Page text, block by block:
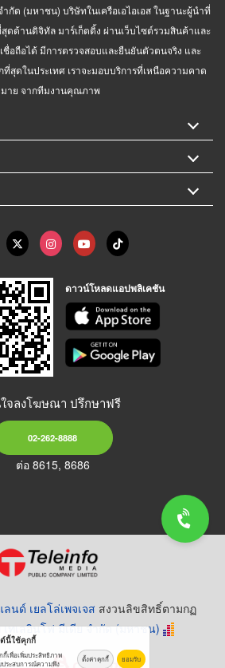
กัด (มหาชน) บริษัทในเครือเอไอเอส ในฐานะผู้นำที่
ด้านดิจิทัล มาร์เก็ตติ้ง ผ่านเว็บไซต์รวมสินค้าและ
ชื่อถือได้ มีการตรวจสอบและยืนยันตัวตนจริง และ
สุดในประเทศ เราจะมอบบริการที่เหนือความคาด
าย จากทีมงานคุณภาพ
ดาวน์โหลดแอปพลิเคชัน
จลงโฆษณา ปรึกษาฟรี
02-262-8888
ต่อ 8615, 8686
นด์ เยลโล่เพจเจส สงวนลิขสิทธิ์ตามกฏ
ทเลอินโฟ มีเดีย จำกัด (มหาชน)
ต์นี้ใช้คุกกี้
กี้เพื่อเพิ่มประสิทธิภาพ
ประสบการณ์ความพึง
ตั้งค่าคุกกี้ ยอมรับ